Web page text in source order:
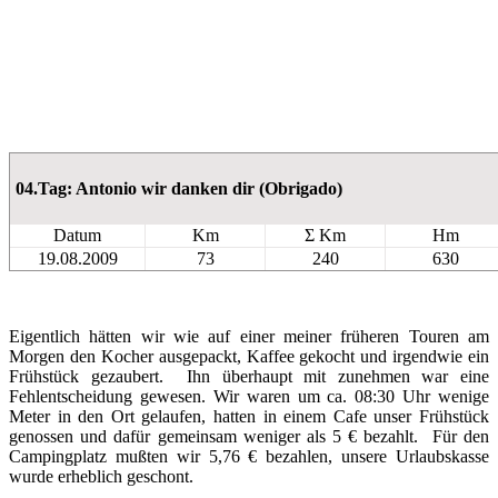
04.Tag: Antonio wir danken dir (Obrigado)
Datum Km Σ Km
Hm
19.08.2009
73 240 630
Eigentlich hätten wir wie auf einer meiner früheren Touren am
Morgen den Kocher ausgepackt, Kaffee gekocht und irgendwie ein
Frühstück gezaubert. Ihn überhaupt mit zunehmen war eine
Fehlentscheidung gewesen. Wir waren um ca. 08:30 Uhr wenige
Meter in den Ort gelaufen, hatten in einem Cafe unser Frühstück
genossen und dafür gemeinsam weniger als 5 € bezahlt. Für den
Campingplatz mußten wir 5,76 € bezahlen, unsere Urlaubskasse
wurde erheblich geschont.